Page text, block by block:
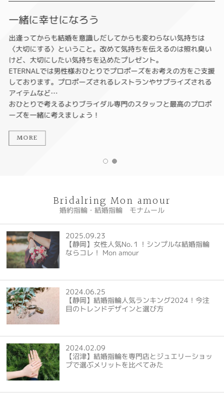
一緒に幸せになろう
出逢ってからも結婚を意識しだしてからも変わらない気持ちは
〈大切にする〉ということ。改めて気持ちを伝えるのは照れ臭い
けど、大切にしたい気持ちを込めたプレゼント。
ETERNALでは男性様おひとりでプロポーズをお考えの方をご支援
しております。プロポーズされるレストランやサプライズされる
アイテムなど…
おひとりで考えるよりブライダル専門のスタッフと最高のプロポ
ーズを一緒に考えましょう！
MORE
Bridalring Mon amour
婚約指輪・結婚指輪 モナムール
2025.09.23
【静岡】女性人気No.１！シンプルな結婚指輪
ならコレ！ Mon amour
2024.06.25
【静岡】結婚指輪人気ランキング2024！今注
目のトレンドデザインと選び方
2024.02.09
【沼津】結婚指輪を専門店とジュエリーショッ
プで選ぶメリットを比べてみた